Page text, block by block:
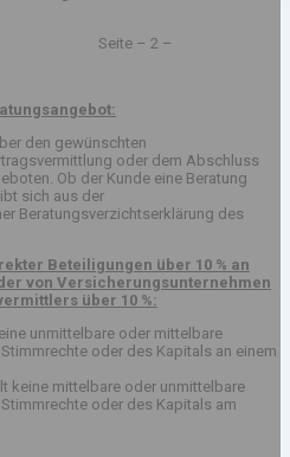
Seite – 2 –
den gewünschten
oder dem Abschluss
Ob der Kunde eine Beratung
sich aus der
Beratungsverzichtserklärung des
Beteiligungen über 10 % an
von Versicherungsunternehmen
über 10 %:
unmittelbare oder mittelbare
oder des Kapitals an einem
keine mittelbare oder unmittelbare
oder des Kapitals am